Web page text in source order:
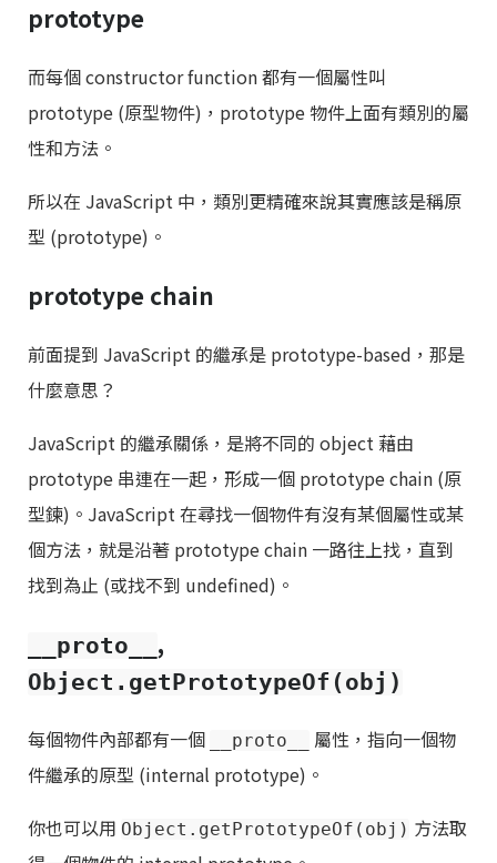
prototype
而每個 constructor function 都有一個屬性叫
prototype (原型物件)，prototype 物件上面有類別的屬
性和方法。
所以在 JavaScript 中，類別更精確來說其實應該是稱原
型 (prototype)。
prototype chain
前面提到 JavaScript 的繼承是 prototype-based，那是
什麼意思？
JavaScript 的繼承關係，是將不同的 object 藉由
prototype 串連在一起，形成一個 prototype chain (原
型鍊)。JavaScript 在尋找一個物件有沒有某個屬性或某
個方法，就是沿著 prototype chain 一路往上找，直到
找到為止 (或找不到 undefined)。
__proto__ ,
Object.getPrototypeOf(obj)
每個物件內部都有一個 __proto__
屬性，指向一個物
件繼承的原型 (internal prototype)。
你也可以用 Object.getPrototypeOf(obj) 方法取